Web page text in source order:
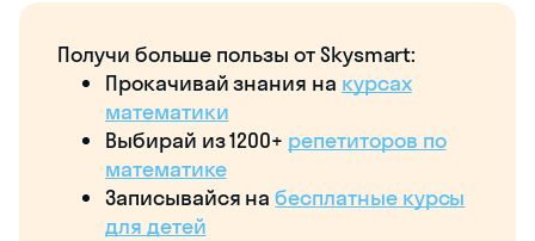
Получи больше пользы от Skysmart:
Прокачивай знания на курсах
математики
Выбирай из 1200+ репетиторов по
математике
Записывайся набесплатные курсы
для детей